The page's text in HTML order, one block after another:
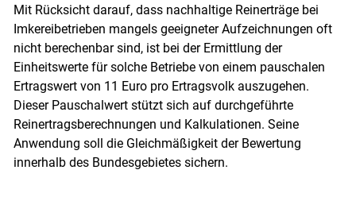
Mit Rücksicht darauf, dass nachhaltige Reinerträge bei
Imkereibetrieben mangels geeigneter Aufzeichnungen oft
nicht berechenbar sind, ist bei der Ermittlung der
Einheitswerte für solche Betriebe von einem pauschalen
Ertragswert von 11 Euro pro Ertragsvolk auszugehen.
Dieser Pauschalwert stützt sich auf durchgeführte
Reinertragsberechnungen und Kalkulationen. Seine
Anwendung soll die Gleichmäßigkeit der Bewertung
innerhalb des Bundesgebietes sichern.